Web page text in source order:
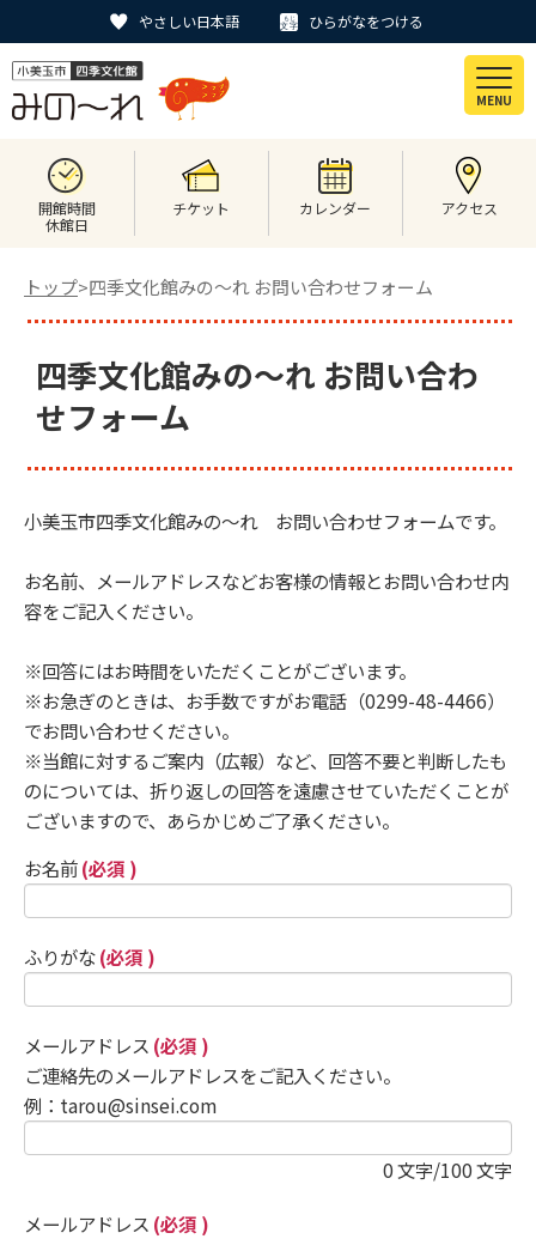
やさしい日本語 ひらがなをつける
MENU
開館時間
休館日
チケット カレンダー アクセス
トップ>四季文化館みの～れ お問い合わせフォーム
四季文化館みの～れ お問い合わ
せフォーム
小美玉市四季文化館みの～れ お問い合わせフォームです。
お名前、メールアドレスなどお客様の情報とお問い合わせ内
容をご記入ください。
※回答にはお時間をいただくことがございます。
※お急ぎのときは、お手数ですがお電話（0299-48-4466）
でお問い合わせください。
※当館に対するご案内（広報）など、回答不要と判断したも
のについては、折り返しの回答を遠慮させていただくことが
ございますので、あらかじめご了承ください。
お名前(必須 )
ふりがな(必須 )
メールアドレス (必須 )
ご連絡先のメールアドレスをご記入ください。
例：tarou@sinsei.com
0文字/100 文字
メールアドレス (必須 )